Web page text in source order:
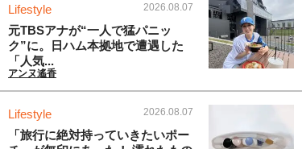
Lifestyle 2026.08.07
元TBSアナが“一人で猛パニッ
ク”に。日ハム本拠地で遭遇した
「人気...
アンヌ遙香
Lifestyle 2026.08.07
「旅行に絶対持っていきたいポー